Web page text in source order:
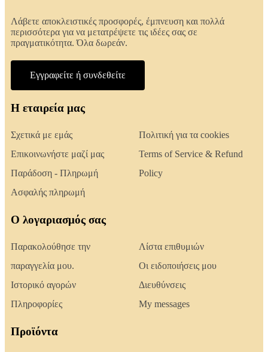
Λάβετε αποκλειστικές προσφορές, έμπνευση και πολλά
περισσότερα για να μετατρέψετε τις ιδέες σας σε
πραγματικότητα. Όλα δωρεάν.
Εγγραφείτε ή συνδεθείτε
Η εταιρεία μας
Σχετικά με εμάς
Επικοινωνήστε μαζί μας
Παράδοση - Πληρωμή
Ασφαλής πληρωμή
Πολιτική για τα cookies
Terms of Service & Refund
Policy
Ο λογαριασμός σας
Παρακολούθησε την
παραγγελία μου.
Ιστορικό αγορών
Πληροφορίες
Λίστα επιθυμιών
Οι ειδοποιήσεις μου
Διευθύνσεις
My messages
Προϊόντα